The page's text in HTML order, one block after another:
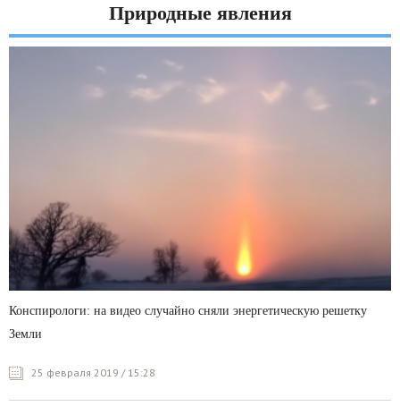
Природные явления
Конспирологи: на видео случайно сняли энергетическую решетку
Земли
25 февраля 2019 / 15:28